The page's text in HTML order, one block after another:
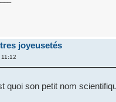
joyeusetés
quoi son petit nom